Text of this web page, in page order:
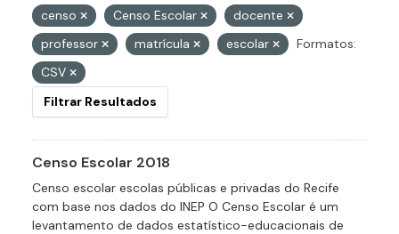
censo
Censo Escolar
docente
professor
matrícula escolar
Formatos:
CSV
Filtrar Resultados
Censo Escolar 2018
Censo escolar escolas públicas e privadas do Recife
com base nos dados do INEP O Censo Escolar é um
levantamento de dados estatístico-educacionais de